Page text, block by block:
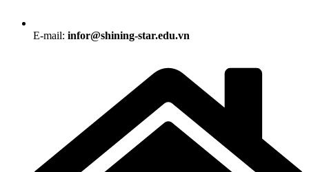
E-mail: infor@shining-star.edu.vn